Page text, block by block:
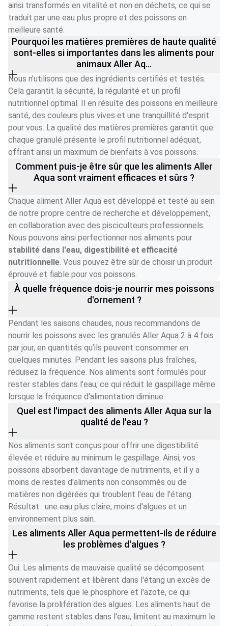
ainsi transformés en vitalité et non en déchets, ce qui se
traduit par une eau plus propre et des poissons en
meilleure santé.
Pourquoi les matières premières de haute qualité
sont-elles si importantes dans les aliments pour
animaux Aller Aq...
Nous n'utilisons que des ingrédients certifiés et testés.
Cela garantit la sécurité, la régularité et un profil
nutritionnel optimal. Il en résulte des poissons en meilleure
santé, des couleurs plus vives et une tranquillité d'esprit
pour vous. La qualité des matières premières garantit que
chaque granulé présente le profil nutritionnel adéquat,
offrant ainsi un maximum de bienfaits à vos poissons.
Comment puis-je être sûr que les aliments Aller
Aqua sont vraiment efficaces et sûrs ?
Chaque aliment Aller Aqua est développé et testé au sein
de notre propre centre de recherche et développement,
en collaboration avec des pisciculteurs professionnels.
Nous pouvons ainsi perfectionner nos aliments pour
stabilité dans l'eau, digestibilité et efficacité
nutritionnelle. Vous pouvez être sûr de choisir un produit
éprouvé et fiable pour vos poissons.
À quelle fréquence dois-je nourrir mes poissons
d'ornement ?
Pendant les saisons chaudes, nous recommandons de
nourrir les poissons avec les granulés Aller Aqua 2 à 4 fois
par jour, en quantités qu’ils peuvent consommer en
quelques minutes. Pendant les saisons plus fraîches,
réduisez la fréquence. Nos aliments sont formulés pour
rester stables dans l’eau, ce qui réduit le gaspillage même
lorsque la fréquence d’alimentation diminue.
Quel est l'impact des aliments Aller Aqua sur la
qualité de l'eau ?
Nos aliments sont conçus pour offrir une digestibilité
élevée et réduire au minimum le gaspillage. Ainsi, vos
poissons absorbent davantage de nutriments, et il y a
moins de restes d'aliments non consommés ou de
matières non digérées qui troublent l'eau de l'étang.
Résultat : une eau plus claire, moins d'algues et un
environnement plus sain.
Les aliments Aller Aqua permettent-ils de réduire
les problèmes d'algues ?
Oui. Les aliments de mauvaise qualité se décomposent
souvent rapidement et libèrent dans l'étang un excès de
nutriments, tels que le phosphore et l'azote, ce qui
favorise la prolifération des algues. Les aliments haut de
gamme restent stables dans l'eau, limitent au maximum le